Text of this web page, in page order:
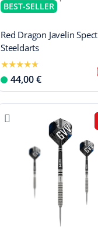
BEST-SELLER
Red Dragon Javelin
Steeldarts
44,00 €